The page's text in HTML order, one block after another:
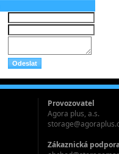
Provozovatel
Agora plus, a.s.
Zákaznická